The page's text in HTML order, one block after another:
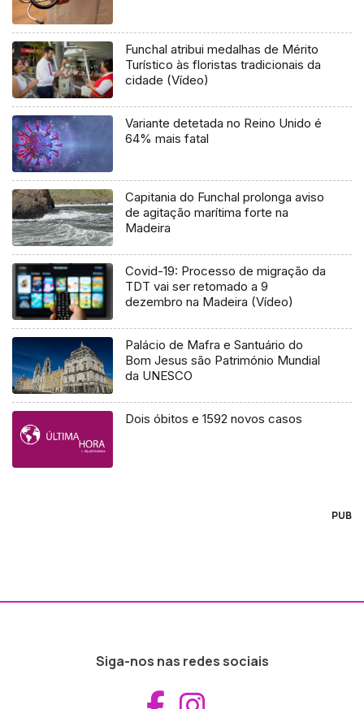
Funchal atribui medalhas de Mérito
Turístico às floristas tradicionais da
cidade (Vídeo)
Variante detetada no Reino Unido é
64% mais fatal
Capitania do Funchal prolonga aviso
de agitação marítima forte na
Madeira
Covid-19: Processo de migração da
TDT vai ser retomado a 9
dezembro na Madeira (Vídeo)
Palácio de Mafra e Santuário do
Bom Jesus são Património Mundial
da UNESCO
Dois óbitos e 1592 novos casos
PUB
Siga-nos nas redes sociais